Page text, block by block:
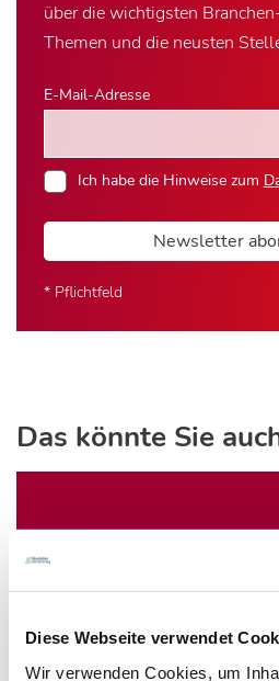
Diese Webseite verwendet
Wir verwenden Cookies, um
über die wichtigsten
Themen und die neusten
E-Mail-Adresse
Ich habe die Hinweise zum
Newsletter
* Pflichtfeld
Das könnte Sie